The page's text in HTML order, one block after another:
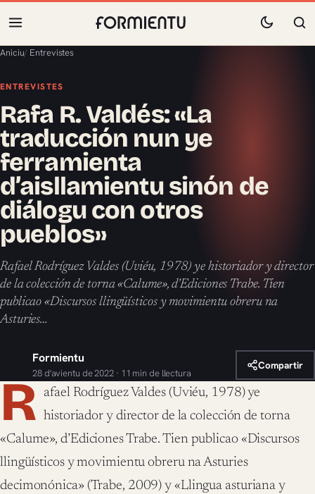
Aniciu/ Entrevistes
ENTREVISTES
Rafa R. Valdés: «La
traducción nun ye
ferramienta
d’aisllamientu sinón de
diálogu con otros
pueblos»
Rafael Rodríguez Valdes (Uviéu, 1978) ye historiador y director
de la colección de torna «Calume», d’Ediciones Trabe. Tien
publicao «Discursos llingüísticos y movimientu obreru na
Asturies…
Formientu
28 d'avientu de 2022 · 11 min de llectura
Compartir
R afael Rodríguez Valdes (Uviéu, 1978) ye
historiador y director de la colección de torna
«Calume», d’Ediciones Trabe. Tien publicao «Discursos
llingüísticos y movimientu obreru na Asturies
decimonónica» (Trabe, 2009) y «Llingua asturiana y